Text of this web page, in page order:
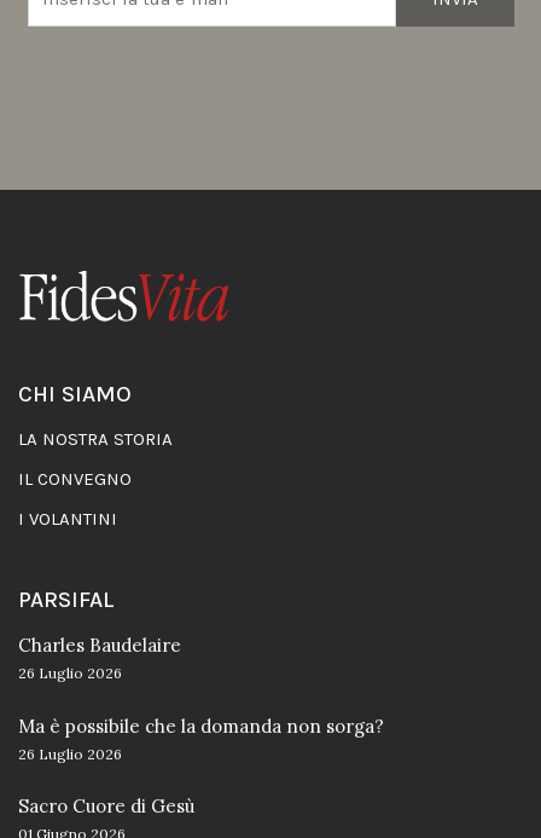
CHI SIAMO
LA NOSTRA STORIA
IL CONVEGNO
I VOLANTINI
PARSIFAL
Charles Baudelaire
26 Luglio 2026
Ma è possibile che la domanda non sorga?
26 Luglio 2026
Sacro Cuore di Gesù
01 Giugno 2026